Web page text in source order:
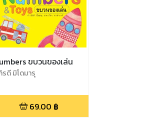
ขบวนของเล่น
ดี มิโดมารุ
69.00 ฿